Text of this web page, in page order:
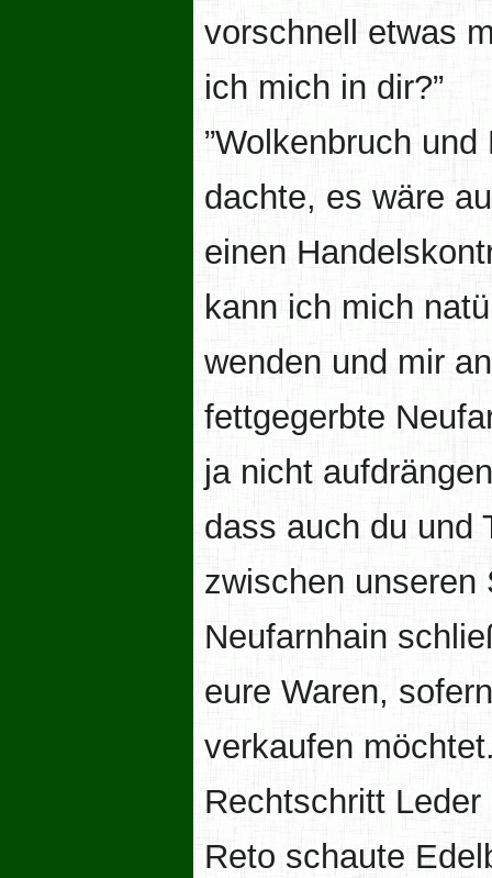
vorschnell etwas
ich mich in dir?”
”Wolkenbruch
dachte, es wäre
einen
kann ich mich
wenden und mir
fettgegerbte
ja nicht
dass auch du und
zwischen unseren
Neufarnhain
eure Waren,
verkaufen
Rechtschritt
Reto schaute